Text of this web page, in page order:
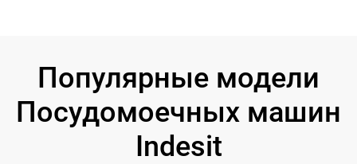
Популярные модели
Посудомоечных машин
Indesit